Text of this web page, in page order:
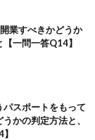
業すべきかどうか
一問一答Q14】
パスポートをもって
かの判定方法と、